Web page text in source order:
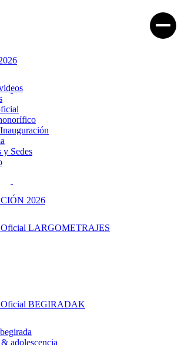
y Sedes
2026
Oficial LARGOMETRAJES
Oficial BEGIRADAK
adolescencia